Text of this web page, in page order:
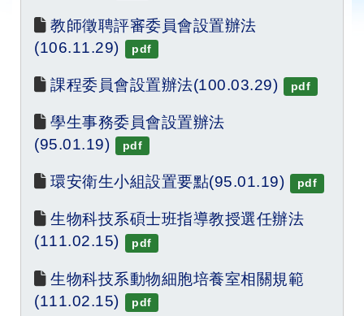
教師徵聘評審委員會設置辦法
(106.11.29)
pdf
課程委員會設置辦法(100.03.29) pdf
學生事務委員會設置辦法
(95.01.19)
pdf
環安衛生小組設置要點(95.01.19) pdf
生物科技系碩士班指導教授選任辦法
(111.02.15)
pdf
生物科技系動物細胞培養室相關規範
(111.02.15)
pdf